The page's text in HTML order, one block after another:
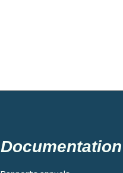
Documentation